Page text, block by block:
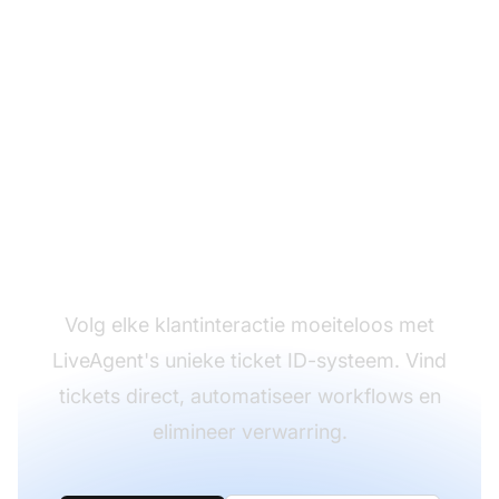
Volg elke klantinteractie moeiteloos met
LiveAgent's unieke ticket ID-systeem. Vind
tickets direct, automatiseer workflows en
elimineer verwarring.